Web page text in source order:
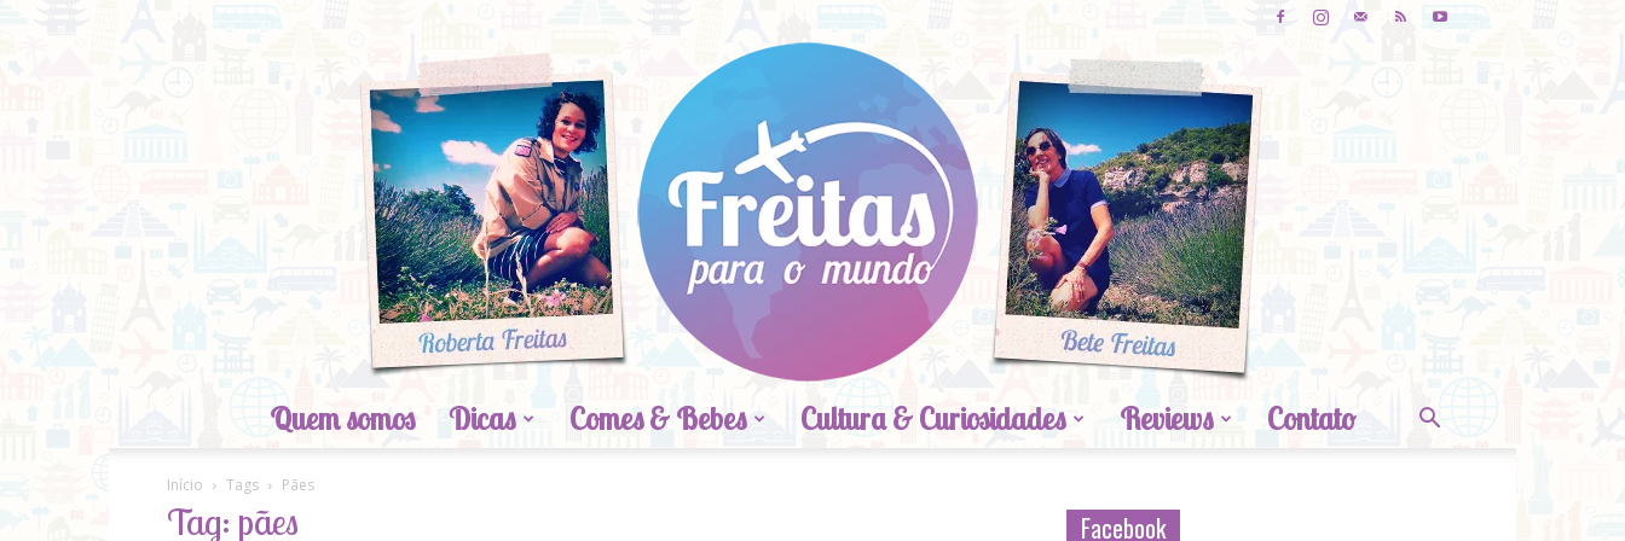
Quem somos Dicas Comes & Bebes Cultura & Curiosidades Reviews Contato
Início Tags Pães
Tag: pães Facebook